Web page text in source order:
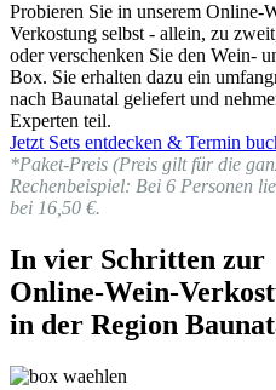
Probieren Sie in unserem Online-
Verkostung selbst - allein, zu
oder verschenken Sie den Wein-
Box. Sie erhalten dazu ein
nach Baunatal geliefert und
Experten teil.
Jetzt Sets entdecken & Termin
*Paket-Preis (Preis gilt für die
Rechenbeispiel: Bei 6 Personen
bei 16,50 €.
In vier Schritten zur
Online-Wein-
in der Region